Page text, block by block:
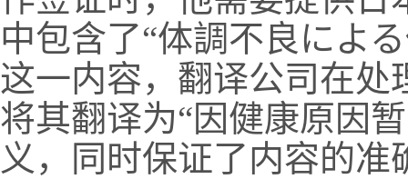
中包含了“体調不良によ
这一内容，翻译公司在
将其翻译为“因健康原因
义，同时保证了内容的准